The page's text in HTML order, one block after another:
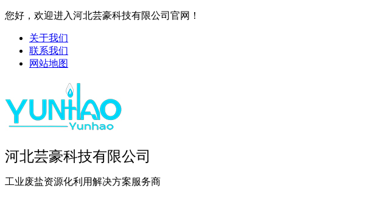
您好，欢迎进入河北芸豪科技有限公司官网！
关于我们
联系我们
网站地图
河北芸豪科技有限公司
工业废盐资源化利用解决方案服务商